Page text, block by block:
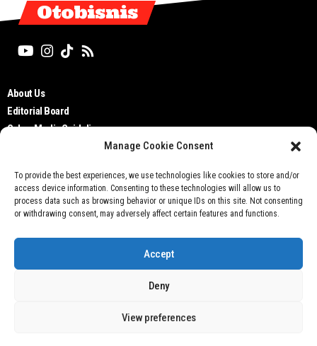
Manage Cookie Consent
To provide the best experiences, we use technologies like cookies to store and/or
access device information. Consenting to these technologies will allow us to
process data such as browsing behavior or unique IDs on this site. Not consenting
or withdrawing consent, may adversely affect certain features and functions.
Accept
Deny
View preferences
Otobisnis
About Us
Editorial Board
Cyber Media Guidelines
Privacy Policy
Contact Us